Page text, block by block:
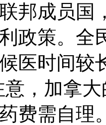
邦成员国
政策。全
医时间较
，加拿
费需自理